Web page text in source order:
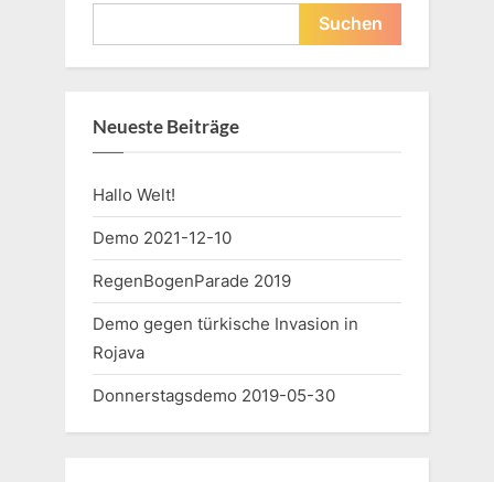
Suchen
Neueste Beiträge
Hallo Welt!
Demo 2021-12-10
RegenBogenParade 2019
Demo gegen türkische Invasion in
Rojava
Donnerstagsdemo 2019-05-30